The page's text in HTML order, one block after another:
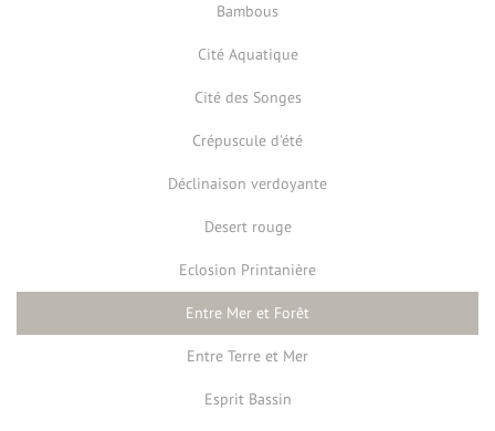
Bambous
Cité Aquatique
Cité des Songes
Crépuscule d'été
Déclinaison verdoyante
Desert rouge
Eclosion Printanière
Entre Mer et Forêt
Entre Terre et Mer
Esprit Bassin